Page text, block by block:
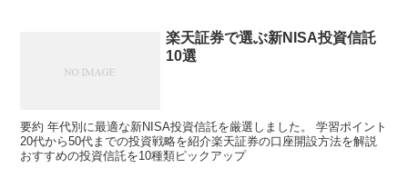
楽天証券で選ぶ新NISA投資信託
10選
要約 年代別に最適な新NISA投資信託を厳選しました。 学習ポイント
20代から50代までの投資戦略を紹介楽天証券の口座開設方法を解説
おすすめの投資信託を10種類ピックアップ